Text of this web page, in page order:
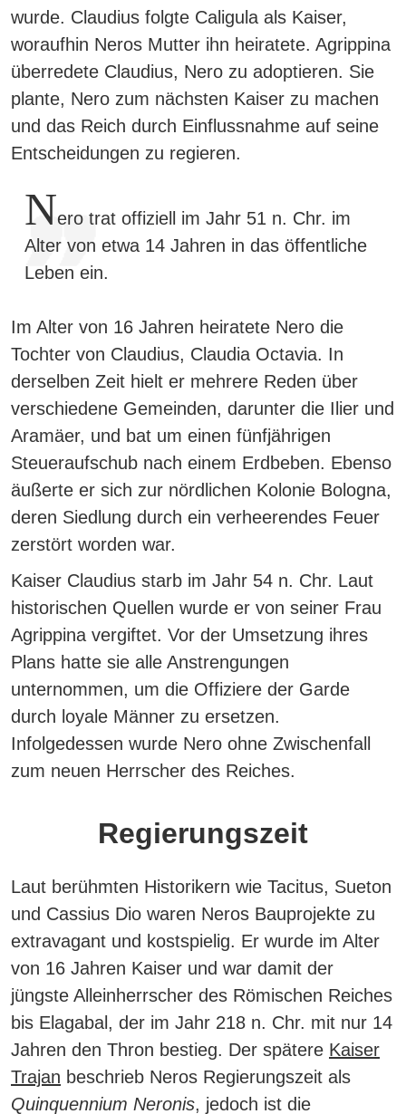
wurde. Claudius folgte Caligula als Kaiser,
woraufhin Neros Mutter ihn heiratete. Agrippina
überredete Claudius, Nero zu adoptieren. Sie
plante, Nero zum nächsten Kaiser zu machen
und das Reich durch Einflussnahme auf seine
Entscheidungen zu regieren.
Nero trat offiziell im Jahr 51 n. Chr. im
Alter von etwa 14 Jahren in das öffentliche
Leben ein.
Im Alter von 16 Jahren heiratete Nero die
Tochter von Claudius, Claudia Octavia. In
derselben Zeit hielt er mehrere Reden über
verschiedene Gemeinden, darunter die Ilier und
Aramäer, und bat um einen fünfjährigen
Steueraufschub nach einem Erdbeben. Ebenso
äußerte er sich zur nördlichen Kolonie Bologna,
deren Siedlung durch ein verheerendes Feuer
zerstört worden war.
Kaiser Claudius starb im Jahr 54 n. Chr. Laut
historischen Quellen wurde er von seiner Frau
Agrippina vergiftet. Vor der Umsetzung ihres
Plans hatte sie alle Anstrengungen
unternommen, um die Offiziere der Garde
durch loyale Männer zu ersetzen.
Infolgedessen wurde Nero ohne Zwischenfall
zum neuen Herrscher des Reiches.
Regierungszeit
Laut berühmten Historikern wie Tacitus, Sueton
und Cassius Dio waren Neros Bauprojekte zu
extravagant und kostspielig. Er wurde im Alter
von 16 Jahren Kaiser und war damit der
jüngste Alleinherrscher des Römischen Reiches
bis Elagabal, der im Jahr 218 n. Chr. mit nur 14
Jahren den Thron bestieg. Der spätere Kaiser
Trajan beschrieb Neros Regierungszeit als
Quinquennium Neronis, jedoch ist die